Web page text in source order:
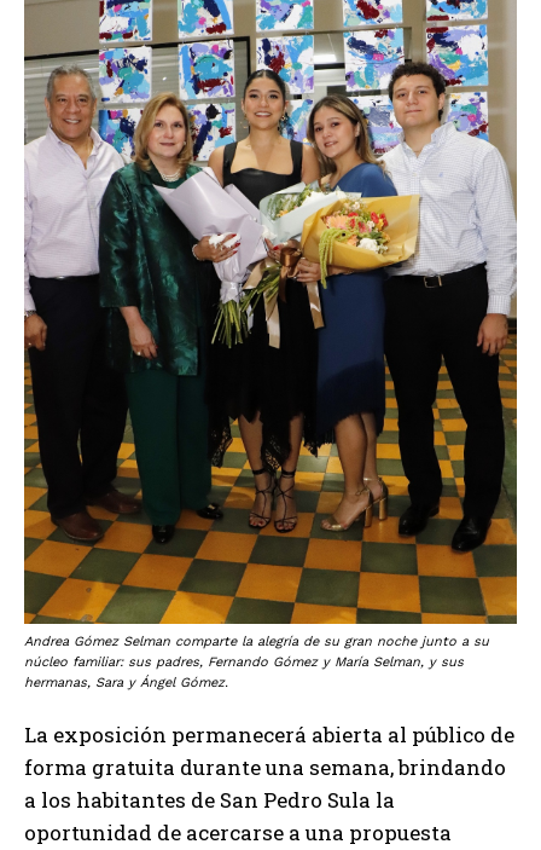
Andrea Gómez Selman comparte la alegría de su gran noche junto a su
núcleo familiar: sus padres, Fernando Gómez y María Selman, y sus
hermanas, Sara y Ángel Gómez.
La exposición permanecerá abierta al público de
forma gratuita durante una semana, brindando
a los habitantes de San Pedro Sula la
oportunidad de acercarse a una propuesta